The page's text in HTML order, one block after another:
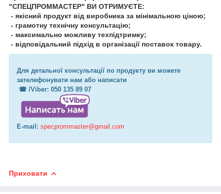
"СПЕЦПРОММАСТЕР" ВИ ОТРИМУЄТЕ:
- якісний продукт від виробника за мінімальною ціною;
- грамотну технічну консультацію;
- максимально можливу техпідтримку;
- відповідальний підхід в організації поставок товару.
Для детальної консультації по продукту ви можете
зателефонувати нам або написати
☎︎ /Viber: 050 135 89 07
E-mail: specprommaster@gmail.com
Приховати